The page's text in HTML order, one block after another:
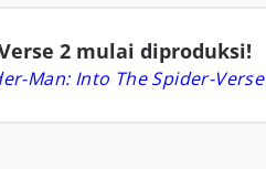
2 mulai diproduksi!
Man: Into The Spider-Verse